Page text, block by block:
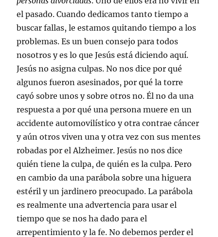
el pasado. Cuando dedicamos tanto tiempo a
buscar fallas, le estamos quitando tiempo a los
problemas. Es un buen consejo para todos
nosotros y es lo que Jesús está diciendo aquí.
Jesús no asigna culpas. No nos dice por qué
algunos fueron asesinados, por qué la torre
cayó sobre unos y sobre otros no. Él no da una
respuesta a por qué una persona muere en un
accidente automovilístico y otra contrae cáncer
y aún otros viven una y otra vez con sus mentes
robadas por el Alzheimer. Jesús no nos dice
quién tiene la culpa, de quién es la culpa. Pero
en cambio da una parábola sobre una higuera
estéril y un jardinero preocupado. La parábola
es realmente una advertencia para usar el
tiempo que se nos ha dado para el
arrepentimiento y la fe. No debemos perder el